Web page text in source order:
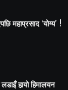
महाप्रसाद ‘योग्य’ !
हार्‍यो हिमालयन